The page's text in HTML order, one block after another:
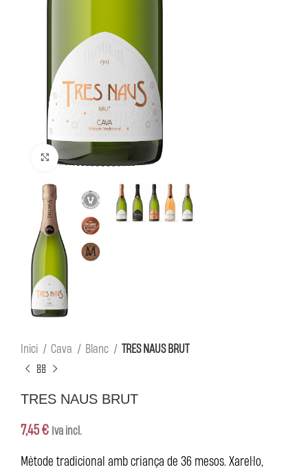
Feu clic aquí per ampliar
Inici Cava Blanc TRES NAUS BRUT
TRES NAUS BRUT
7,45€ Iva incl.
Mètode tradicional amb criança de 36 mesos. Xarel·lo,